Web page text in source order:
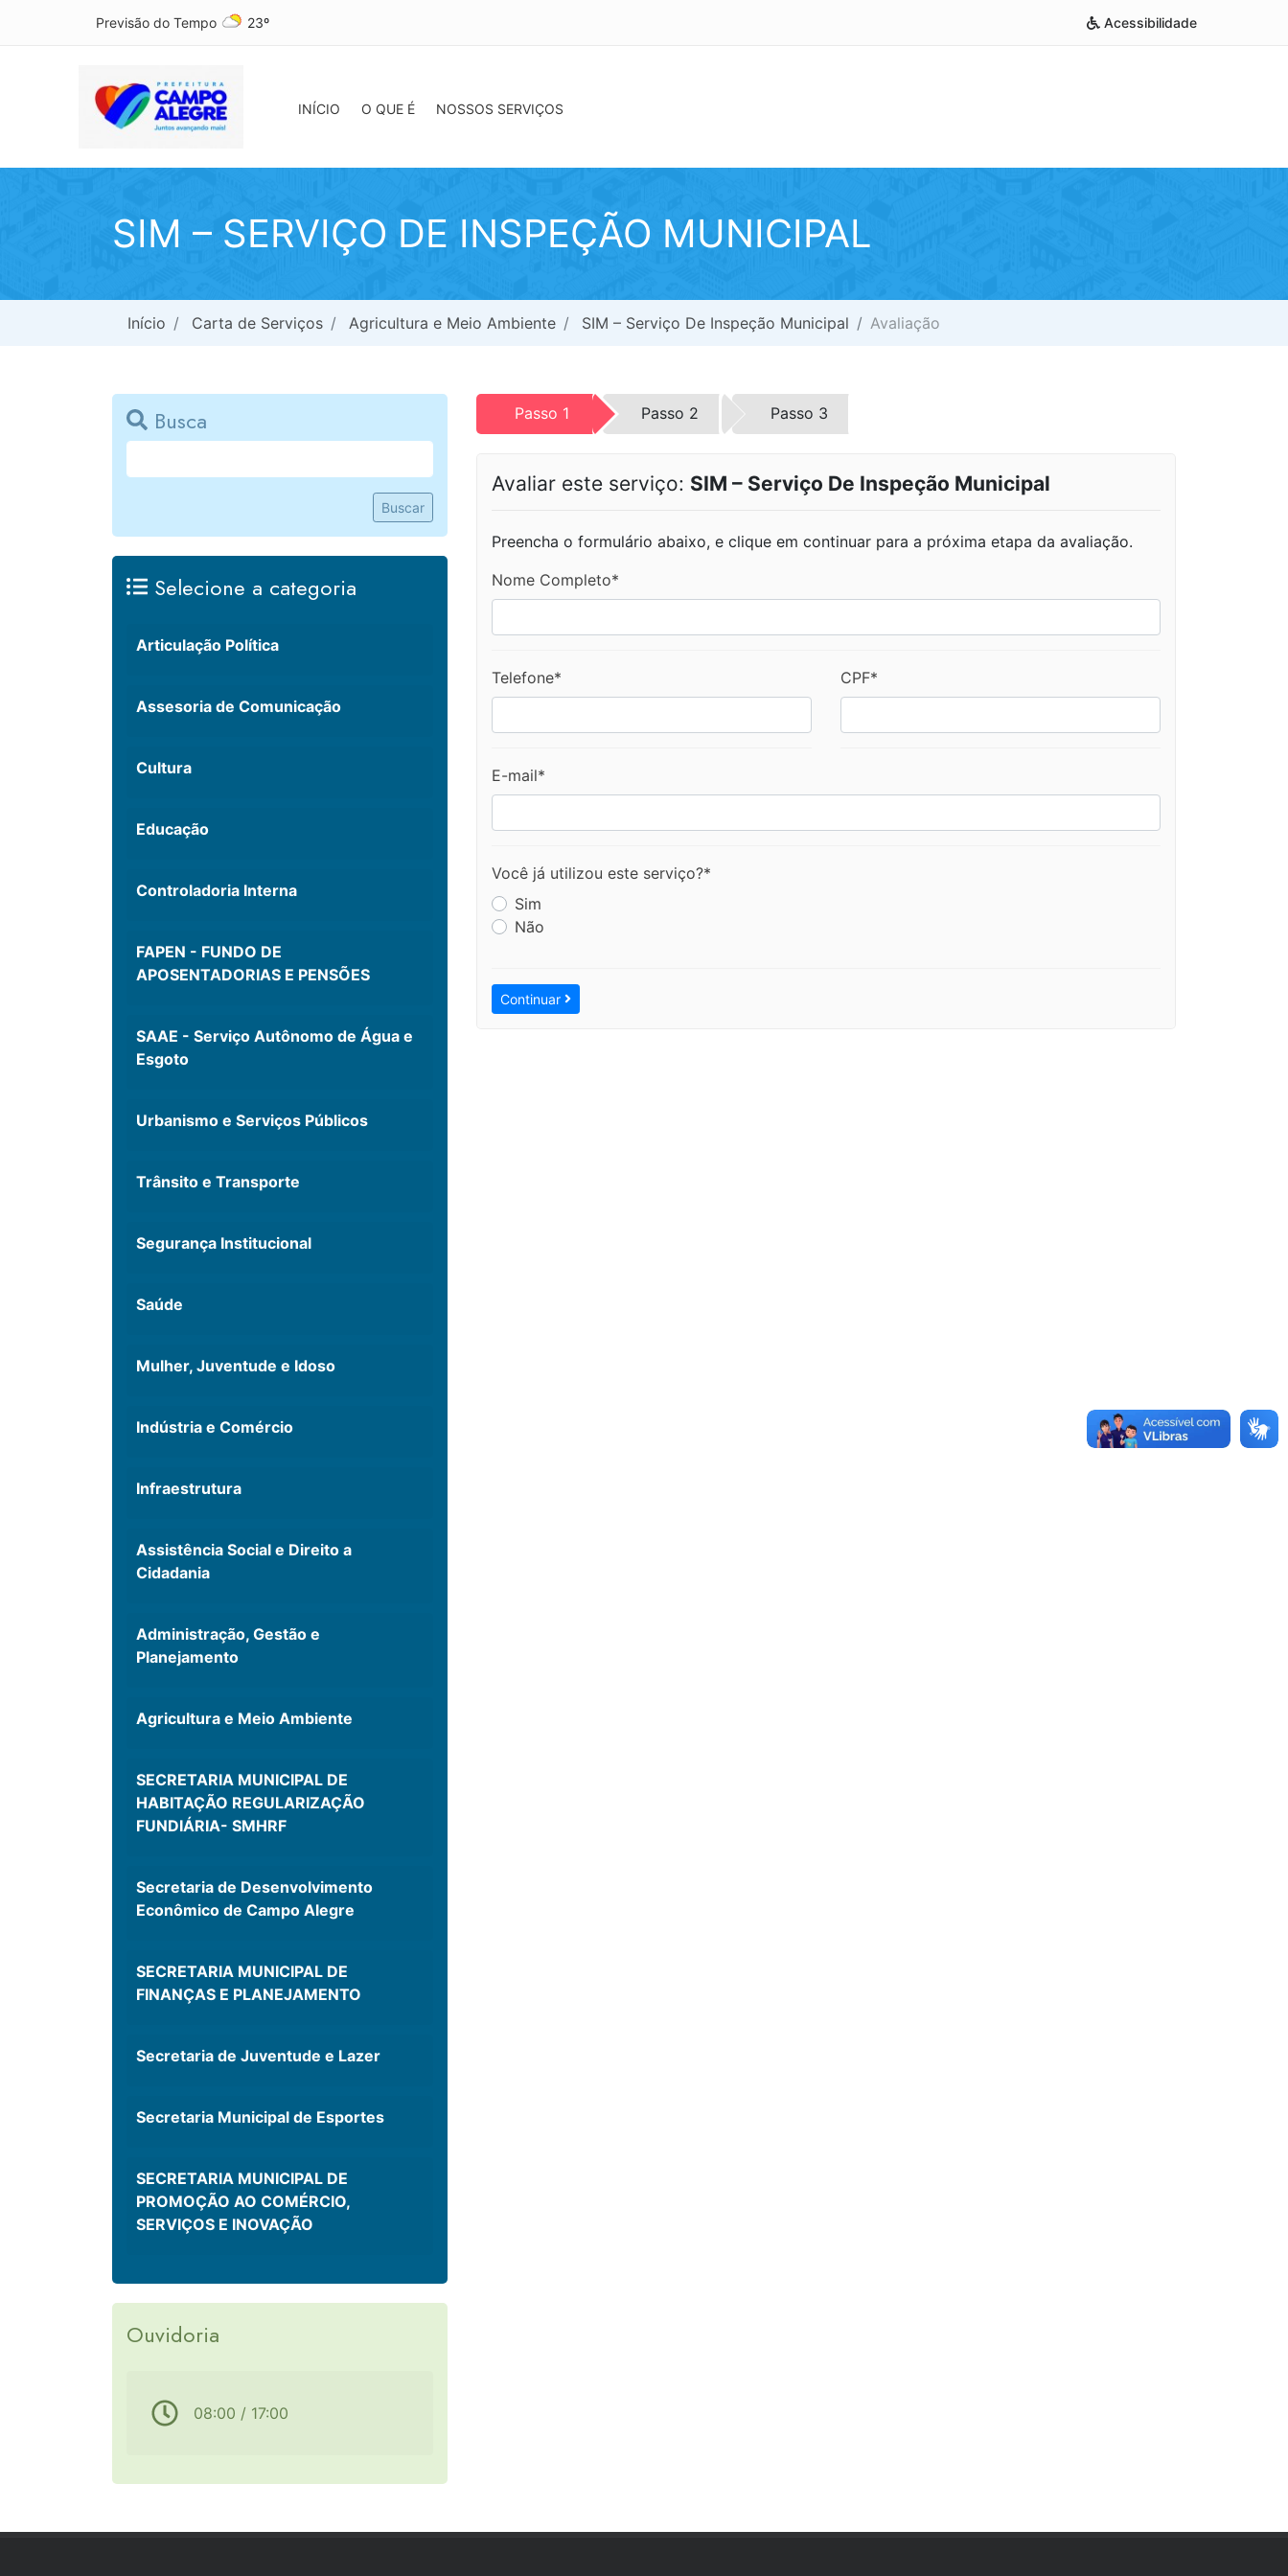
Previsão do Tempo 23º Acessibilidade
INÍCIO O QUE É NOSSOS SERVIÇOS
SIM – SERVIÇO DE INSPEÇÃO MUNICIPAL
Início Carta de Serviços Agricultura e Meio Ambiente SIM – Serviço De Inspeção Municipal Avaliação
Busca
Buscar
Selecione a categoria
Articulação Política
Assesoria de Comunicação
Cultura
Educação
Controladoria Interna
FAPEN - FUNDO DE
APOSENTADORIAS E PENSÕES
SAAE - Serviço Autônomo de Água e
Esgoto
Urbanismo e Serviços Públicos
Trânsito e Transporte
Segurança Institucional
Saúde
Mulher, Juventude e Idoso
Indústria e Comércio
Infraestrutura
Assistência Social e Direito a
Cidadania
Administração, Gestão e
Planejamento
Agricultura e Meio Ambiente
SECRETARIA MUNICIPAL DE
HABITAÇÃO REGULARIZAÇÃO
FUNDIÁRIA- SMHRF
Secretaria de Desenvolvimento
Econômico de Campo Alegre
SECRETARIA MUNICIPAL DE
FINANÇAS E PLANEJAMENTO
Secretaria de Juventude e Lazer
Secretaria Municipal de Esportes
SECRETARIA MUNICIPAL DE
PROMOÇÃO AO COMÉRCIO,
SERVIÇOS E INOVAÇÃO
Ouvidoria
08:00 / 17:00
Passo 1 Passo 2 Passo 3
Avaliar este serviço: SIM – Serviço De Inspeção Municipal
Preencha o formulário abaixo, e clique em continuar para a próxima etapa da avaliação.
Nome Completo*
Telefone* CPF*
E-mail*
Você já utilizou este serviço?*
Sim
Não
Continuar